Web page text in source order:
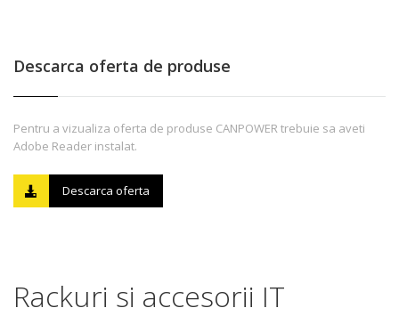
Descarca oferta de produse
Pentru a vizualiza oferta de produse CANPOWER trebuie sa aveti
Adobe Reader instalat.
Descarca oferta
Rackuri si accesorii IT